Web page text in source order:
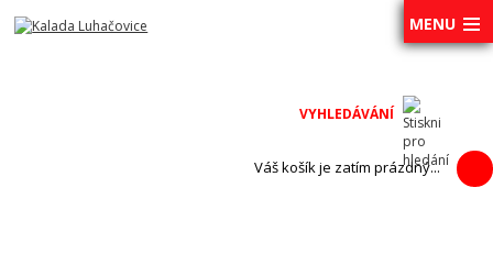
MENU
Váš košík je zatím prázdný...